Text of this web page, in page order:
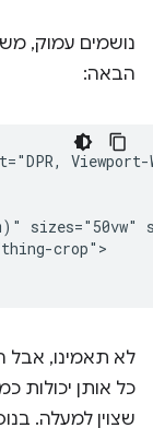
נושמים עמוק,
הבאה:
sizes="50vw"
crop">
לא תאמינו,
כל אותן יכולות
שצוין למעלה.